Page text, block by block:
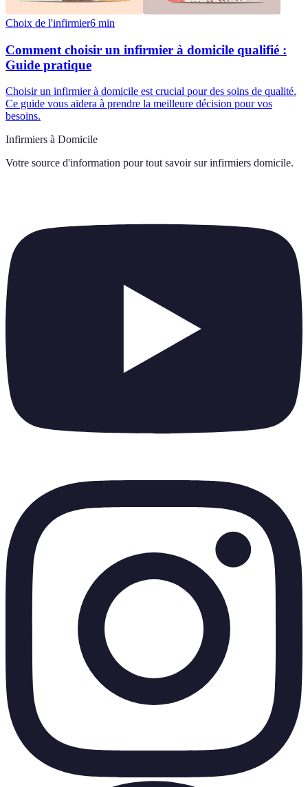
Choix de l'infirmier6 min
Comment choisir un infirmier à domicile qualifié :
Guide pratique
Choisir un infirmier à domicile est crucial pour des soins de qualité.
Ce guide vous aidera à prendre la meilleure décision pour vos
besoins.
Infirmiers à Domicile
Votre source d'information pour tout savoir sur infirmiers domicile.